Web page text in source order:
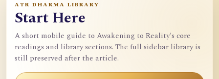
ATR DHARMA LIBRARY
Start Here
A short mobile guide to Awakening to Reality's core
readings and library sections. The full sidebar library is
still preserved after the article.